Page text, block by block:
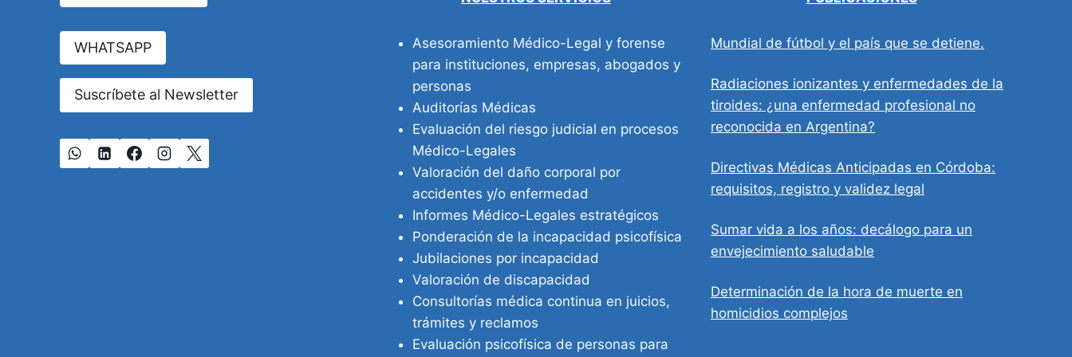
EN
WHATSAPP
Suscríbete al Newsletter
Asesoramiento Médico-Legal y forense
para instituciones, empresas, abogados y
personas
Auditorías Médicas
Evaluación del riesgo judicial en procesos
Médico-Legales
Valoración del daño corporal por
accidentes y/o enfermedad
Informes Médico-Legales estratégicos
Ponderación de la incapacidad psicofísica
Jubilaciones por incapacidad
Valoración de discapacidad
Consultorías médica continua en juicios,
trámites y reclamos
Evaluación psicofísica de personas para
Mundial de fútbol y el país que se detiene.
Radiaciones ionizantes y enfermedades de la
tiroides: ¿una enfermedad profesional no
reconocida en Argentina?
Directivas Médicas Anticipadas en Córdoba:
requisitos, registro y validez legal
Sumar vida a los años: decálogo para un
envejecimiento saludable
Determinación de la hora de muerte en
homicidios complejos